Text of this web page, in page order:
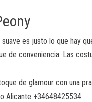
es justo lo que hay
de conveniencia. Las
de glamour con una
Alicante +34648425534